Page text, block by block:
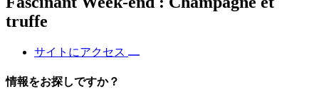
truffe
サイトにアクセス
情報をお探しですか？